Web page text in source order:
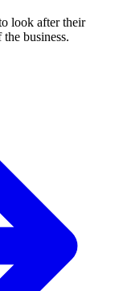
look after their
business.